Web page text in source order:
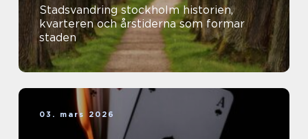
Stadsvandring stockholm historien,
kvarteren och årstiderna som formar
staden
03. mars 2026